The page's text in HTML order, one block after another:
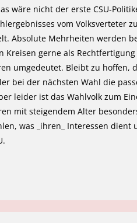
wäre nicht der erste CSU-
vom Volksverteter
Absolute Mehrheiten werden
Kreisen gerne als
umgedeutet. Bleibt zu hoffen,
bei der nächsten Wahl die
leider ist das Wahlvolk zum
mit steigendem Alter
was _ihren_ Interessen dient